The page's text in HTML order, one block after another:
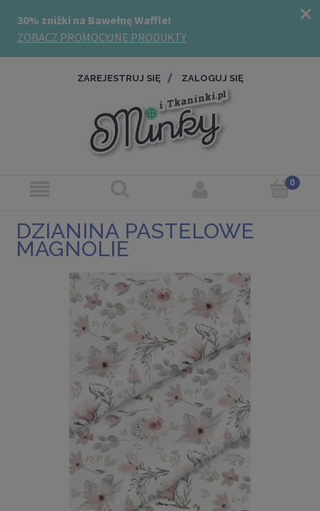
ZAREJESTRUJ SIĘ ZALOGUJ SIĘ
DZIANINA PASTELOWE
MAGNOLIE